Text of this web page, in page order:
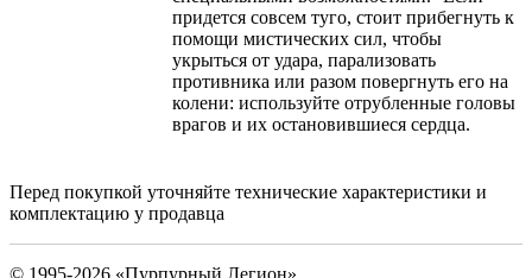
придется совсем туго, стоит прибегнуть к
помощи мистических сил, чтобы
укрыться от удара, парализовать
противника или разом повергнуть его на
колени: используйте отрубленные головы
врагов и их остановившиеся сердца.
Перед покупкой уточняйте технические характеристики и
комплектацию у продавца